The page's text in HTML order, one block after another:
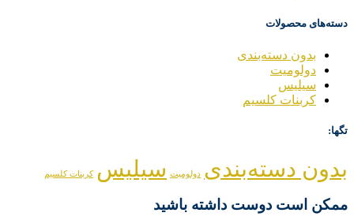
دسته‌های محصولات
بدون دسته‌بندی
دولومیت
سیلیس
کربنات کلسیم
تگها:
بدون دسته‌بندی دولومیت سیلیس کربنات کلسیم
ممکن است دوست داشته باشید